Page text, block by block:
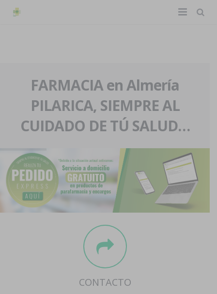
La farmacia
Nuestra historia
Nuestro equipo
Eventos
Servicios y reservas
Pedidos express
Blog
Contacto
Boletín
FARMACIA en Almería
PILARICA, SIEMPRE AL
CUIDADO DE TÚ SALUD…
CONTACTO